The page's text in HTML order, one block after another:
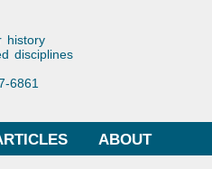
Historiae
history
disciplines
6861
ABOUT